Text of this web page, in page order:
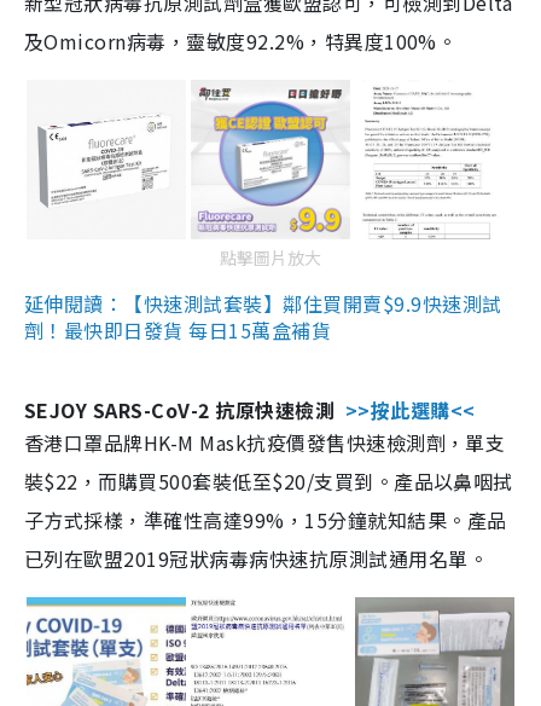
及Omicorn病毒，靈敏度92.2%，特異度100%。
點擊圖片放大
延伸閱讀：【快速測試套裝】鄰住買開賣$9.9快速測試
劑！最快即日發貨 每日15萬盒補貨
SEJOY SARS-CoV-2 抗原快速檢測 >>按此選購<<
香港口罩品牌HK-M Mask抗疫價發售快速檢測劑，單支
裝$22，而購買500套裝低至$20/支買到。產品以鼻咽拭
子方式採樣，準確性高達99%，15分鐘就知結果。產品
已列在歐盟2019冠狀病毒病快速抗原測試通用名單。